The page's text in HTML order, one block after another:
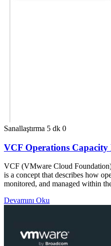
Sanallaştırma 5 dk 0
VCF Operations Capacity
VCF (VMware Cloud
is a concept that describes how
monitored, and managed within
Devamını Oku